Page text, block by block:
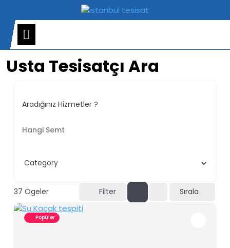
content
Usta Tesisatçı Ara
Aradığınız Hizmetler ?
37 Ögeler Filter Sırala
Popüler